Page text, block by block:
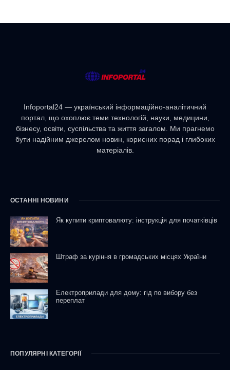
Infoportal24 — український інформаційно-аналітичний
портал, що охоплює теми технологій, науки, медицини,
бізнесу, освіти, суспільства та життя загалом. Ми прагнемо
бути надійним джерелом новин, корисних порад і глибоких
матеріалів.
ОСТАННІ НОВИНИ
Як купити криптовалюту: інструкція для початківців
Штраф за куріння в громадських місцях України
Електроприлади для дому: гід по вибору без
переплат
ПОПУЛЯРНІ КАТЕГОРІЇ